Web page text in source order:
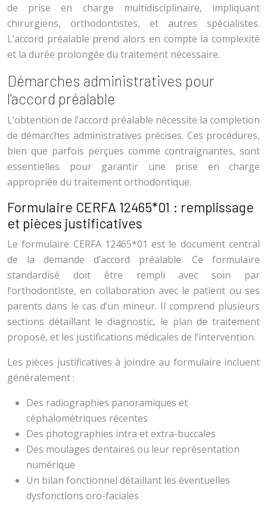
de prise en charge multidisciplinaire, impliquant
chirurgiens, orthodontistes, et autres spécialistes.
L’accord préalable prend alors en compte la complexité
et la durée prolongée du traitement nécessaire.
Démarches administratives pour
l’accord préalable
L’obtention de l’accord préalable nécessite la completion
de démarches administratives précises. Ces procédures,
bien que parfois perçues comme contraignantes, sont
essentielles pour garantir une prise en charge
appropriée du traitement orthodontique.
Formulaire CERFA 12465*01 : remplissage
et pièces justificatives
Le formulaire CERFA 12465*01 est le document central
de la demande d’accord préalable. Ce formulaire
standardisé doit être rempli avec soin par
l’orthodontiste, en collaboration avec le patient ou ses
parents dans le cas d’un mineur. Il comprend plusieurs
sections détaillant le diagnostic, le plan de traitement
proposé, et les justifications médicales de l’intervention.
Les pièces justificatives à joindre au formulaire incluent
généralement :
Des radiographies panoramiques et
céphalométriques récentes
Des photographies intra et extra-buccales
Des moulages dentaires ou leur représentation
numérique
Un bilan fonctionnel détaillant les éventuelles
dysfonctions oro-faciales